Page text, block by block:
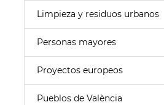
Limpieza y residuos urbanos
Personas mayores
Proyectos europeos
Pueblos de València